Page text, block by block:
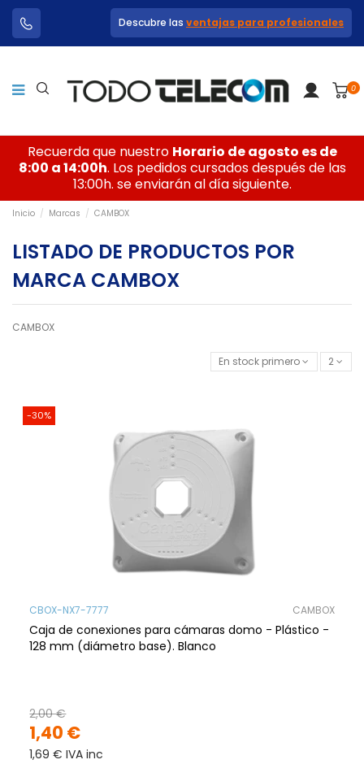
Descubre las ventajas para profesionales
0
Recuerda que nuestro Horario de agosto es de
8:00 a 14:00h. Los pedidos cursados después de las
13:00h. se enviarán al día siguiente.
Inicio Marcas CAMBOX
LISTADO DE PRODUCTOS POR
MARCA CAMBOX
CAMBOX
En stock primero 2
-30%
CBOX-NX7-7777 CAMBOX
Caja de conexiones para cámaras domo - Plástico -
128 mm (diámetro base). Blanco
1,40 €
2,00 €
1,69 € IVA inc